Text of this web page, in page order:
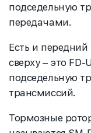
подседельную
передачами.
Есть и
сверху – это
подседельную
трансмиссий.
Тормозные